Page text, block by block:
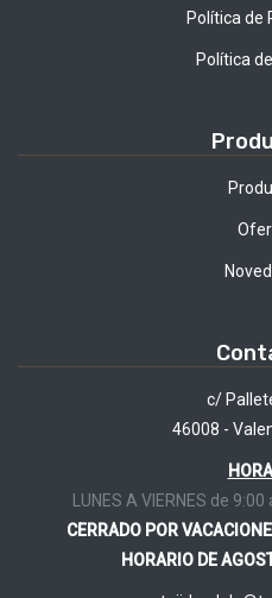
Política de
Política
c/
46008 -
LUNES A VIERNES de
CERRADO POR
HORARIO DE